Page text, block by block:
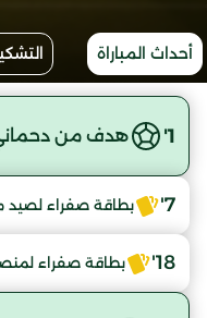
أحداث المباراة
1' هدف من
7' بطاقة صفراء لصيد
18' بطاقة صفراء